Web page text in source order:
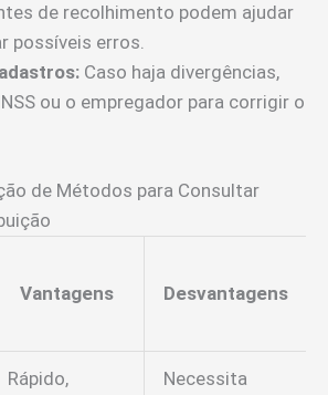
de recolhimento podem ajudar
possíveis erros.
Caso haja divergências,
ou o empregador para corrigir o
de Métodos para Consultar
Vantagens Desvantagens
Rápido,
Necessita